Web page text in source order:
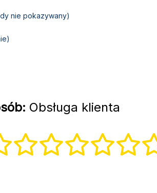
nie pokazywany)
Obsługa klienta